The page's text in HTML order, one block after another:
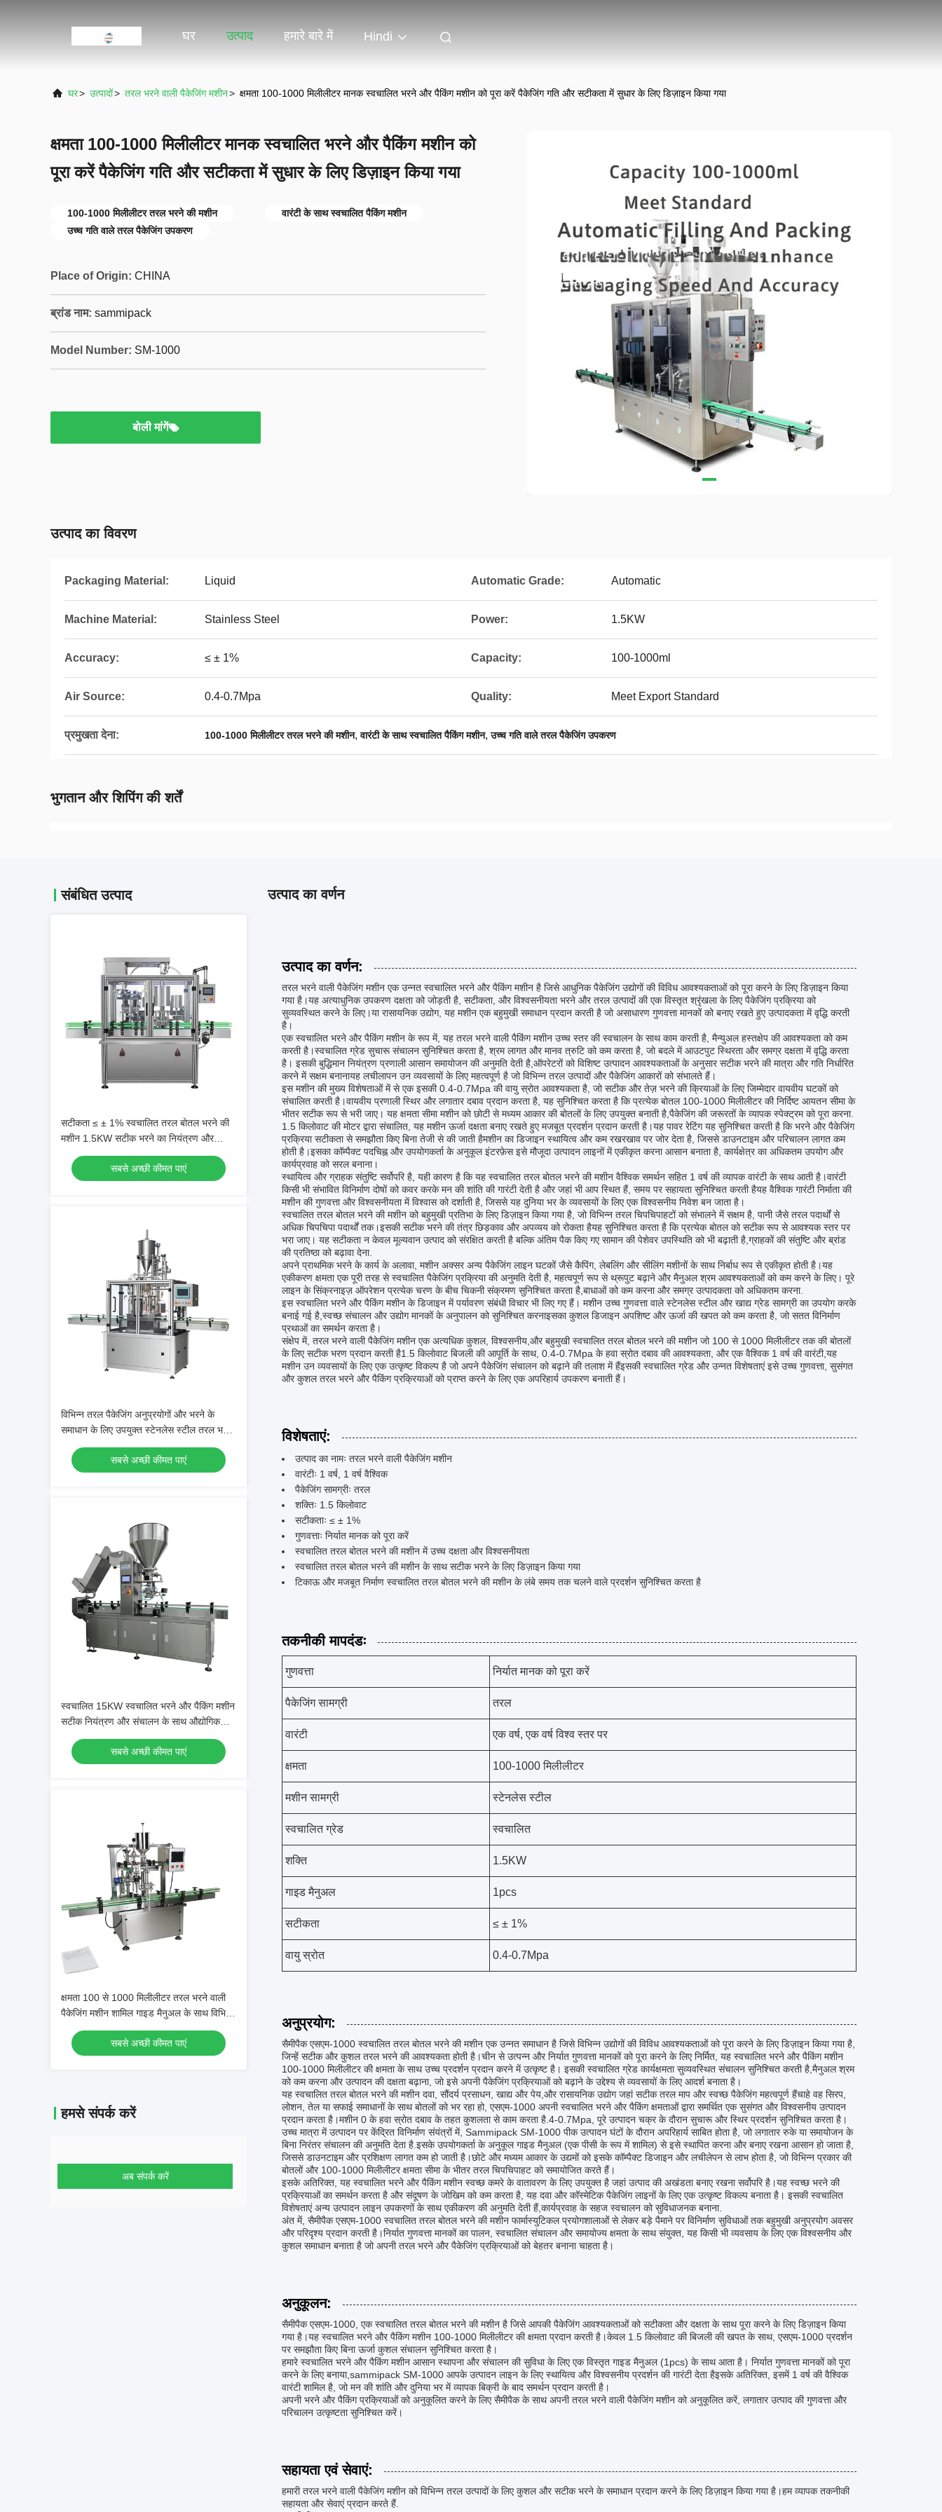
घर उत्पाद हमारे बारे में Hindi
घर> उत्पादों> तरल भरने वाली पैकेजिंग मशीन> क्षमता 100-1000 मिलीलीटर मानक स्वचालित भरने और पैकिंग मशीन को पूरा करें पैकेजिंग गति और सटीकता में सुधार के लिए डिज़ाइन किया गया
क्षमता 100-1000 मिलीलीटर मानक स्वचालित भरने और पैकिंग मशीन को
पूरा करें पैकेजिंग गति और सटीकता में सुधार के लिए डिज़ाइन किया गया
100-1000 मिलीलीटर तरल भरने की मशीन
वारंटी के साथ स्वचालित पैकिंग मशीन
उच्च गति वाले तरल पैकेजिंग उपकरण
Place of Origin: CHINA
ब्रांड नाम: sammipack
Model Number: SM-1000
बोली मांगें
उत्पाद का विवरण
Packaging Material: Liquid Automatic Grade: Automatic
Machine Material: Stainless Steel Power: 1.5KW
Accuracy: ≤ ± 1% Capacity: 100-1000ml
Air Source: 0.4-0.7Mpa Quality: Meet Export Standard
प्रमुखता देना: 100-1000 मिलीलीटर तरल भरने की मशीन,वारंटी के साथ स्वचालित पैकिंग मशीन,उच्च गति वाले तरल पैकेजिंग उपकरण
भुगतान और शिपिंग की शर्तें
संबंधित उत्पाद
सटीकता ≤ ± 1% स्वचालित तरल बोतल भरने की
मशीन 1.5KW सटीक भरने का नियंत्रण और
न्यूनतम उत्पाद अपव्यय प्रदान करती है
सबसे अच्छी कीमत पाएं
विभिन्न तरल पैकेजिंग अनुप्रयोगों और भरने के
समाधान के लिए उपयुक्त स्टेनलेस स्टील तरल भरने
पैकेजिंग मशीन
सबसे अच्छी कीमत पाएं
स्वचालित 15KW स्वचालित भरने और पैकिंग मशीन
सटीक नियंत्रण और संचालन के साथ औद्योगिक
पैकेजिंग अनुप्रयोगों के लिए उपयुक्त
सबसे अच्छी कीमत पाएं
क्षमता 100 से 1000 मिलीलीटर तरल भरने वाली
पैकेजिंग मशीन शामिल गाइड मैनुअल के साथ विभिन्न
तरल पैकेजिंग सामग्रियों का समर्थन करती है
सबसे अच्छी कीमत पाएं
हमसे संपर्क करें
अब संपर्क करें
उत्पाद का वर्णन
उत्पाद का वर्णन:
तरल भरने वाली पैकेजिंग मशीन एक उन्नत स्वचालित भरने और पैकिंग मशीन है जिसे आधुनिक पैकेजिंग उद्योगों की विविध आवश्यकताओं को पूरा करने के लिए डिज़ाइन किया
गया है।यह अत्याधुनिक उपकरण दक्षता को जोड़ती है, सटीकता, और विश्वसनीयता भरने और तरल उत्पादों की एक विस्तृत श्रृंखला के लिए पैकेजिंग प्रक्रिया को
सुव्यवस्थित करने के लिए।या रासायनिक उद्योग, यह मशीन एक बहुमुखी समाधान प्रदान करती है जो असाधारण गुणवत्ता मानकों को बनाए रखते हुए उत्पादकता में वृद्धि करती
है।
एक स्वचालित भरने और पैकिंग मशीन के रूप में, यह तरल भरने वाली पैकिंग मशीन उच्च स्तर की स्वचालन के साथ काम करती है, मैन्युअल हस्तक्षेप की आवश्यकता को कम
करती है।स्वचालित ग्रेड सुचारू संचालन सुनिश्चित करता है, श्रम लागत और मानव त्रुटि को कम करता है, जो बदले में आउटपुट स्थिरता और समग्र दक्षता में वृद्धि करता
है। इसकी बुद्धिमान नियंत्रण प्रणाली आसान समायोजन की अनुमति देती है,ऑपरेटरों को विशिष्ट उत्पादन आवश्यकताओं के अनुसार सटीक भरने की मात्रा और गति निर्धारित
करने में सक्षम बनानायह लचीलापन उन व्यवसायों के लिए महत्वपूर्ण है जो विभिन्न तरल उत्पादों और पैकेजिंग आकारों को संभालते हैं।
इस मशीन की मुख्य विशेषताओं में से एक इसकी 0.4-0.7Mpa की वायु स्रोत आवश्यकता है, जो सटीक और तेज़ भरने की क्रियाओं के लिए जिम्मेदार वायवीय घटकों को
संचालित करती है।वायवीय प्रणाली स्थिर और लगातार दबाव प्रदान करता है, यह सुनिश्चित करता है कि प्रत्येक बोतल 100-1000 मिलीलीटर की निर्दिष्ट आयतन सीमा के
भीतर सटीक रूप से भरी जाए। यह क्षमता सीमा मशीन को छोटी से मध्यम आकार की बोतलों के लिए उपयुक्त बनाती है,पैकेजिंग की जरूरतों के व्यापक स्पेक्ट्रम को पूरा करना.
1.5 किलोवाट की मोटर द्वारा संचालित, यह मशीन ऊर्जा दक्षता बनाए रखते हुए मजबूत प्रदर्शन प्रदान करती है।यह पावर रेटिंग यह सुनिश्चित करती है कि भरने और पैकेजिंग
प्रक्रिया सटीकता से समझौता किए बिना तेजी से की जाती हैमशीन का डिजाइन स्थायित्व और कम रखरखाव पर जोर देता है, जिससे डाउनटाइम और परिचालन लागत कम
होती है।इसका कॉम्पैक्ट पदचिह्न और उपयोगकर्ता के अनुकूल इंटरफ़ेस इसे मौजूदा उत्पादन लाइनों में एकीकृत करना आसान बनाता है, कार्यक्षेत्र का अधिकतम उपयोग और
कार्यप्रवाह को सरल बनाना।
स्थायित्व और ग्राहक संतुष्टि सर्वोपरि है, यही कारण है कि यह स्वचालित तरल बोतल भरने की मशीन वैश्विक समर्थन सहित 1 वर्ष की व्यापक वारंटी के साथ आती है।वारंटी
किसी भी संभावित विनिर्माण दोषों को कवर करके मन की शांति की गारंटी देती है और जहां भी आप स्थित हैं, समय पर सहायता सुनिश्चित करती हैयह वैश्विक गारंटी निर्माता की
मशीन की गुणवत्ता और विश्वसनीयता में विश्वास को दर्शाती है, जिससे यह दुनिया भर के व्यवसायों के लिए एक विश्वसनीय निवेश बन जाता है।
स्वचालित तरल बोतल भरने की मशीन को बहुमुखी प्रतिभा के लिए डिज़ाइन किया गया है, जो विभिन्न तरल चिपचिपाहटों को संभालने में सक्षम है, पानी जैसे तरल पदार्थों से
अधिक चिपचिपा पदार्थों तक।इसकी सटीक भरने की तंत्र छिड़काव और अपव्यय को रोकता हैयह सुनिश्चित करता है कि प्रत्येक बोतल को सटीक रूप से आवश्यक स्तर पर
भरा जाए। यह सटीकता न केवल मूल्यवान उत्पाद को संरक्षित करती है बल्कि अंतिम पैक किए गए सामान की पेशेवर उपस्थिति को भी बढ़ाती है,ग्राहकों की संतुष्टि और ब्रांड
की प्रतिष्ठा को बढ़ावा देना.
अपने प्राथमिक भरने के कार्य के अलावा, मशीन अक्सर अन्य पैकेजिंग लाइन घटकों जैसे कैपिंग, लेबलिंग और सीलिंग मशीनों के साथ निर्बाध रूप से एकीकृत होती है।यह
एकीकरण क्षमता एक पूरी तरह से स्वचालित पैकेजिंग प्रक्रिया की अनुमति देती है, महत्वपूर्ण रूप से थ्रूपुट बढ़ाने और मैनुअल श्रम आवश्यकताओं को कम करने के लिए। पूरे
लाइन के सिंक्रनाइज़ ऑपरेशन प्रत्येक चरण के बीच चिकनी संक्रमण सुनिश्चित करता है,बाधाओं को कम करना और समग्र उत्पादकता को अधिकतम करना.
इस स्वचालित भरने और पैकिंग मशीन के डिजाइन में पर्यावरण संबंधी विचार भी लिए गए हैं। मशीन उच्च गुणवत्ता वाले स्टेनलेस स्टील और खाद्य ग्रेड सामग्री का उपयोग करके
बनाई गई है,स्वच्छ संचालन और उद्योग मानकों के अनुपालन को सुनिश्चित करनाइसका कुशल डिजाइन अपशिष्ट और ऊर्जा की खपत को कम करता है, जो सतत विनिर्माण
प्रथाओं का समर्थन करता है।
संक्षेप में, तरल भरने वाली पैकेजिंग मशीन एक अत्यधिक कुशल, विश्वसनीय,और बहुमुखी स्वचालित तरल बोतल भरने की मशीन जो 100 से 1000 मिलीलीटर तक की बोतलों
के लिए सटीक भरण प्रदान करती है1.5 किलोवाट बिजली की आपूर्ति के साथ, 0.4-0.7Mpa के हवा स्रोत दबाव की आवश्यकता, और एक वैश्विक 1 वर्ष की वारंटी,यह
मशीन उन व्यवसायों के लिए एक उत्कृष्ट विकल्प है जो अपने पैकेजिंग संचालन को बढ़ाने की तलाश में हैंइसकी स्वचालित ग्रेड और उन्नत विशेषताएं इसे उच्च गुणवत्ता, सुसंगत
और कुशल तरल भरने और पैकिंग प्रक्रियाओं को प्राप्त करने के लिए एक अपरिहार्य उपकरण बनाती हैं।
विशेषताएं:
उत्पाद का नामः तरल भरने वाली पैकेजिंग मशीन
वारंटीः 1 वर्ष, 1 वर्ष वैश्विक
पैकेजिंग सामग्रीः तरल
शक्तिः 1.5 किलोवाट
सटीकताः ≤ ± 1%
गुणवत्ताः निर्यात मानक को पूरा करें
स्वचालित तरल बोतल भरने की मशीन में उच्च दक्षता और विश्वसनीयता
स्वचालित तरल बोतल भरने की मशीन के साथ सटीक भरने के लिए डिज़ाइन किया गया
टिकाऊ और मजबूत निर्माण स्वचालित तरल बोतल भरने की मशीन के लंबे समय तक चलने वाले प्रदर्शन सुनिश्चित करता है
तकनीकी मापदंडः
गुणवत्ता निर्यात मानक को पूरा करें
पैकेजिंग सामग्री तरल
वारंटी एक वर्ष, एक वर्ष विश्व स्तर पर
क्षमता 100-1000 मिलीलीटर
मशीन सामग्री स्टेनलेस स्टील
स्वचालित ग्रेड स्वचालित
शक्ति 1.5KW
गाइड मैनुअल 1pcs
सटीकता ≤ ± 1%
वायु स्रोत 0.4-0.7Mpa
अनुप्रयोग:
सैमीपैक एसएम-1000 स्वचालित तरल बोतल भरने की मशीन एक उन्नत समाधान है जिसे विभिन्न उद्योगों की विविध आवश्यकताओं को पूरा करने के लिए डिज़ाइन किया गया है,
जिन्हें सटीक और कुशल तरल भरने की आवश्यकता होती है।चीन से उत्पन्न और निर्यात गुणवत्ता मानकों को पूरा करने के लिए निर्मित, यह स्वचालित भरने और पैकिंग मशीन
100-1000 मिलीलीटर की क्षमता के साथ उच्च प्रदर्शन प्रदान करने में उत्कृष्ट है। इसकी स्वचालित ग्रेड कार्यक्षमता सुव्यवस्थित संचालन सुनिश्चित करती है,मैनुअल श्रम
को कम करना और उत्पादन की दक्षता बढ़ाना, जो इसे अपनी पैकेजिंग प्रक्रियाओं को बढ़ाने के उद्देश्य से व्यवसायों के लिए आदर्श बनाता है।
यह स्वचालित तरल बोतल भरने की मशीन दवा, सौंदर्य प्रसाधन, खाद्य और पेय,और रासायनिक उद्योग जहां सटीक तरल माप और स्वच्छ पैकेजिंग महत्वपूर्ण हैंचाहे वह सिरप,
लोशन, तेल या सफाई समाधानों के साथ बोतलों को भर रहा हो, एसएम-1000 अपनी स्वचालित भरने और पैकिंग क्षमताओं द्वारा समर्थित एक सुसंगत और विश्वसनीय उत्पादन
प्रदान करता है।मशीन 0 के हवा स्रोत दबाव के तहत कुशलता से काम करता है.4-0.7Mpa, पूरे उत्पादन चक्र के दौरान सुचारू और स्थिर प्रदर्शन सुनिश्चित करता है।
उच्च मात्रा में उत्पादन पर केंद्रित विनिर्माण संयंत्रों में, Sammipack SM-1000 पीक उत्पादन घंटों के दौरान अपरिहार्य साबित होता है, जो लगातार रुके या समायोजन के
बिना निरंतर संचालन की अनुमति देता है.इसके उपयोगकर्ता के अनुकूल गाइड मैनुअल (एक पीसी के रूप में शामिल) से इसे स्थापित करना और बनाए रखना आसान हो जाता है,
जिससे डाउनटाइम और प्रशिक्षण लागत कम हो जाती है।छोटे और मध्यम आकार के उद्यमों को इसके कॉम्पैक्ट डिजाइन और लचीलेपन से लाभ होता है, जो विभिन्न प्रकार की
बोतलों और 100-1000 मिलीलीटर क्षमता सीमा के भीतर तरल चिपचिपाहट को समायोजित करते हैं।
इसके अतिरिक्त, यह स्वचालित भरने और पैकिंग मशीन स्वच्छ कमरे के वातावरण के लिए उपयुक्त है जहां उत्पाद की अखंडता बनाए रखना सर्वोपरि है।यह स्वच्छ भरने की
प्रक्रियाओं का समर्थन करता है और संदूषण के जोखिम को कम करता है, यह दवा और कॉस्मेटिक पैकेजिंग लाइनों के लिए एक उत्कृष्ट विकल्प बनाता है। इसकी स्वचालित
विशेषताएं अन्य उत्पादन लाइन उपकरणों के साथ एकीकरण की अनुमति देती हैं,कार्यप्रवाह के सहज स्वचालन को सुविधाजनक बनाना.
अंत में, सैमीपैक एसएम-1000 स्वचालित तरल बोतल भरने की मशीन फार्मास्युटिकल प्रयोगशालाओं से लेकर बड़े पैमाने पर विनिर्माण सुविधाओं तक बहुमुखी अनुप्रयोग अवसर
और परिदृश्य प्रदान करती है।निर्यात गुणवत्ता मानकों का पालन, स्वचालित संचालन और समायोज्य क्षमता के साथ संयुक्त, यह किसी भी व्यवसाय के लिए एक विश्वसनीय और
कुशल समाधान बनाता है जो अपनी तरल भरने और पैकेजिंग प्रक्रियाओं को बेहतर बनाना चाहता है।
अनुकूलन:
सैमीपैक एसएम-1000, एक स्वचालित तरल बोतल भरने की मशीन है जिसे आपकी पैकेजिंग आवश्यकताओं को सटीकता और दक्षता के साथ पूरा करने के लिए डिज़ाइन किया
गया है।यह स्वचालित भरने और पैकिंग मशीन 100-1000 मिलीलीटर की क्षमता प्रदान करती है।केवल 1.5 किलोवाट की बिजली की खपत के साथ, एसएम-1000 प्रदर्शन
पर समझौता किए बिना ऊर्जा कुशल संचालन सुनिश्चित करता है।
हमारे स्वचालित भरने और पैकिंग मशीन आसान स्थापना और संचालन की सुविधा के लिए एक विस्तृत गाइड मैनुअल (1pcs) के साथ आता है। निर्यात गुणवत्ता मानकों को पूरा
करने के लिए बनाया,sammipack SM-1000 आपके उत्पादन लाइन के लिए स्थायित्व और विश्वसनीय प्रदर्शन की गारंटी देता हैइसके अतिरिक्त, इसमें 1 वर्ष की वैश्विक
वारंटी शामिल है, जो मन की शांति और दुनिया भर में व्यापक बिक्री के बाद समर्थन प्रदान करती है।
अपनी भरने और पैकिंग प्रक्रियाओं को अनुकूलित करने के लिए सैमीपैक के साथ अपनी तरल भरने वाली पैकेजिंग मशीन को अनुकूलित करें, लगातार उत्पाद की गुणवत्ता और
परिचालन उत्कृष्टता सुनिश्चित करें।
सहायता एवं सेवाएं:
हमारी तरल भरने वाली पैकेजिंग मशीन को विभिन्न तरल उत्पादों के लिए कुशल और सटीक भरने के समाधान प्रदान करने के लिए डिज़ाइन किया गया है।हम व्यापक तकनीकी
सहायता और सेवाएं प्रदान करते हैं.